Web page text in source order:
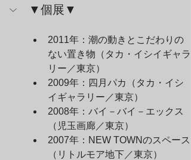
▼個展▼
2011年：潮の動きとこだわりの
ない置き物（タカ・イシイギャラ
リー／東京）
2009年：四月パカ（タカ・イシ
イギャラリー／東京）
2008年：バイ－バイ－エックス
（児玉画廊／東京）
2007年：NEW TOWNのスペース
（リトルモア地下／東京）